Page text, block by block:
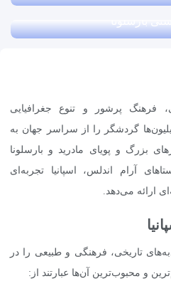
۶ الی ۷ روز
از
و پاریس
۸ روز
+ نرخ پروازی
فرهنگ پرشور و تنوع جغرافیایی
گردشگر را از سراسر جهان به
بزرگ و پویای مادرید و بارسلونا
آرام اندلس، اسپانیا تجربه‌ای
ارائه می‌دهد.
تاریخی، فرهنگی و طبیعی را در
و محبوب‌ترین آن‌ها عبارتند از: